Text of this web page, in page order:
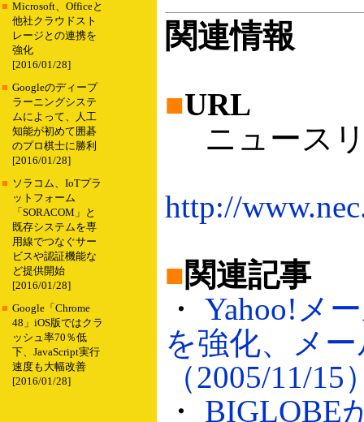
■ Microsoft、Officeと
他社クラウドスト
レージとの連携を
強化
[2016/01/28]
■ Googleのディープ
ラーニングシステ
ムによって、人工
知能が初めて囲碁
のプロ棋士に勝利
[2016/01/28]
■ ソラコム、IoTプラ
ットフォーム
「SORACOM」と
既存システムを専
用線でつなぐサー
ビスや認証機能な
ど提供開始
[2016/01/28]
■ Google「Chrome
48」iOS版ではクラ
ッシュ率70％低
下、JavaScript実行
速度も大幅改善
[2016/01/28]
関連情報
■URL
ニュース
http://
■関連記事
・ Yahoo!メ
を強化、メ
（2005/11/15
・ BIGLOBE